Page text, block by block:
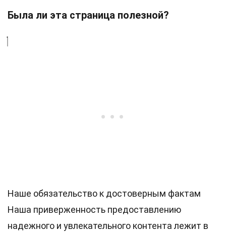
Была ли эта страница полезной?
Наше обязательство к достоверным фактам
Наша приверженность предоставлению
надежного и увлекательного контента лежит в